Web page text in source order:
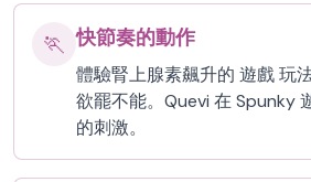
🏃 快節奏的動作
體驗腎上腺素飆升的 遊戲 玩
欲罷不能。Quevi 在 Spunky
的刺激。